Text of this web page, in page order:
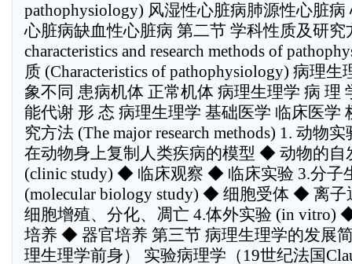
pathophysiology) 风湿性心脏病 肺源性心脏
心脏病 缺血性心脏病 第二节 学科性质及研究
characteristics and research methods of
质 (Characteristics of pathophysiology) 病理
象不同 患病机体 正常机体 病理生理学 病 理
能代谢 形 态 病理生理学 基础医学 临床医学
究方法 (The major research methods) 1. 动物
在动物身上复制人类疾病的模型 ◆ 动物的自
(clinic study) ◆ 临床观察 ◆ 临床实验 3.分子
(molecular biology study) ◆ 细胞受体 ◆ 离
细胞增殖、分化、凋亡 4.体外实验 (in vitro)
培养 ◆ 器官培养 第三节 病理生理学的发展
理生理学前身） 实验病理学（19世纪法国